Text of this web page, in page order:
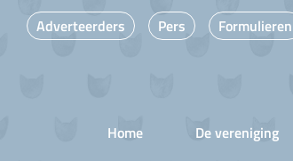
Home De vereniging
Adverteerders Pers Formulieren